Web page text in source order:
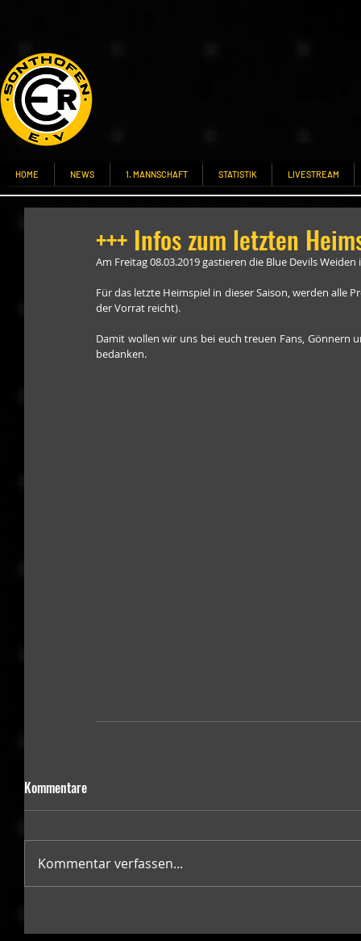
HOME NEWS 1. MANNSCHAFT STATISTIK LIVESTREAM
+++ Infos zum letzten
Am Freitag 08.03.2019 gastieren die Blue Devils
Für das letzte Heimspiel in dieser Saison, werden alle
der Vorrat reicht).
Damit wollen wir uns bei euch treuen Fans, Gönnern
bedanken.
Kommentare
Kommentar verfassen...